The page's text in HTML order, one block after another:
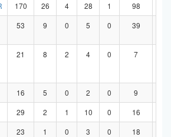
170 26 4 28 1 98
53 9 0 5 0 39
21 8 2 4 0 7
16 5 0 2 0 9
29 2 1 10 0 16
23 1 0 3 0 18